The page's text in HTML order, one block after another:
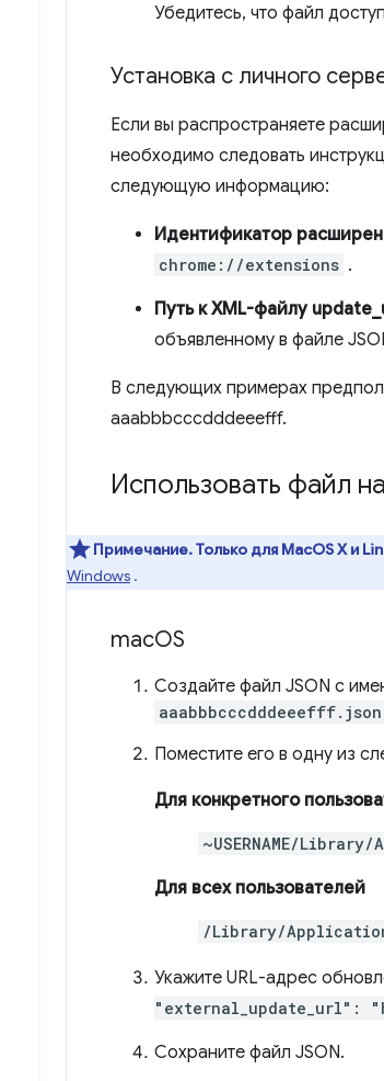
Убедитесь, что файл
Установка с личного
Если вы распространяете
необходимо следовать
следующую информацию:
Идентификатор
chrome://extensions .
Путь к XML-файлу
объявленному в файле
В следующих примерах
aaabbbcccdddeeefff.
Использовать файл
Примечание.Только для MacOS X и
Windows .
macOS
Создайте файл JSON с
aaabbbcccdddeeefff.json
Поместите его в одну из
Для конкретного
~USERNAME/
Для всех пользователей
/Library/
Укажите URL-адрес
"external_update_url":
Сохраните файл JSON.